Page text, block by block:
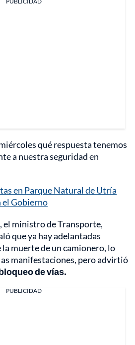
qué respuesta tenemos
a nuestra seguridad en
en Parque Natural de Utría
el Gobierno
el ministro de Transporte,
que ya hay adelantadas
muerte de un camionero, lo
manifestaciones, pero advirtió
de vías.
PUBLICIDAD